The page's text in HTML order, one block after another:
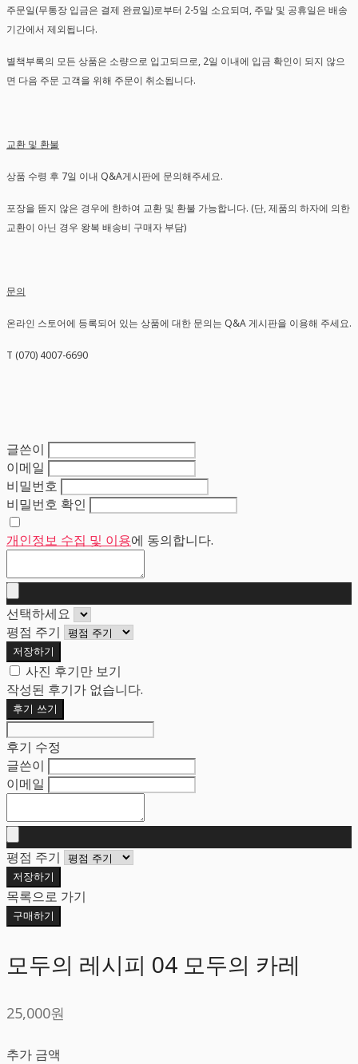
주문일(무통장 입금은 결제 완료일)로부터 2-5일 소요되며, 주말 및 공휴일은 배송
기간에서 제외됩니다.
별책부록의 모든 상품은 소량으로 입고되므로, 2일 이내에 입금 확인이 되지 않으
면 다음 주문 고객을 위해 주문이 취소됩니다.
교환 및 환불
상품 수령 후 7일 이내 Q&A게시판에 문의해주세요.
포장을 뜯지 않은 경우에 한하여 교환 및 환불 가능합니다. (단, 제품의 하자에 의한
교환이 아닌 경우 왕복 배송비 구매자 부담)
문의
온라인 스토어에 등록되어 있는 상품에 대한 문의는 Q&A 게시판을 이용해 주세요.
T (070) 4007-6690
글쓴이
이메일
비밀번호
비밀번호 확인
개인정보 수집 및 이용에 동의합니다.
선택하세요
평점 주기
저장하기
사진 후기만 보기
작성된 후기가 없습니다.
후기 쓰기
후기 수정
글쓴이
이메일
평점 주기
저장하기
목록으로 가기
구매하기
모두의 레시피 04 모두의 카레
25,000원
추가 금액